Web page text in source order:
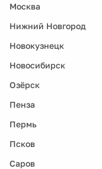
Москва
Нижний Новгород
Новокузнецк
Новосибирск
Озёрск
Пенза
Пермь
Псков
Саров